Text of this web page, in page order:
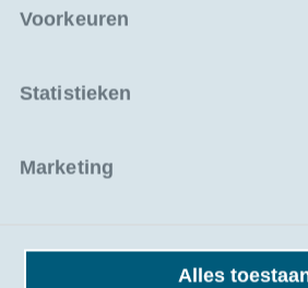
Voorkeuren
Statistieken
Marketing
Alles
Blijf op de hoogte van
sectortrends
Schrijf u in op onze nieuwsbrief en
over nieuw aanbod, subsidies en